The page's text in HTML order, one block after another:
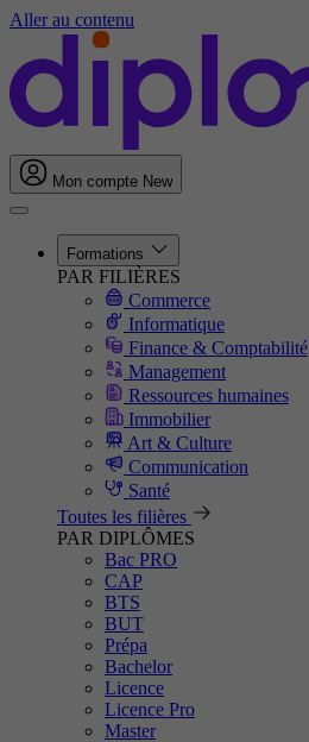
Aller au contenu
Mon compte New
Formations
PAR FILIÈRES
Commerce
Informatique
Finance & Comptabilité
Management
Ressources humaines
Immobilier
Art & Culture
Communication
Santé
Toutes les filières
PAR DIPLÔMES
Bac PRO
CAP
BTS
BUT
Prépa
Bachelor
Licence
Licence Pro
Master